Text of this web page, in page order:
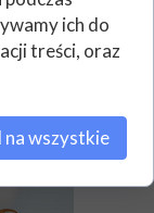
ich do
treści, oraz
na wszystkie